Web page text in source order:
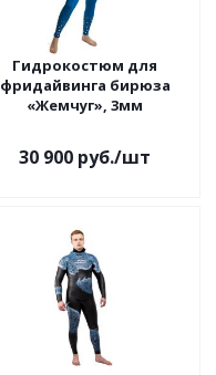
Гидрокостюм для
фридайвинга бирюза
«Жемчуг», 3мм
30 900 руб./шт